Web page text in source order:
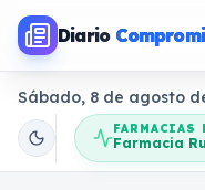
Diario
Sábado, 8 de agosto
FARMACIAS
Farmacia